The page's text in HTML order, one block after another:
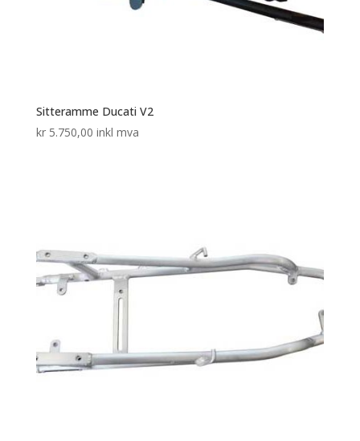
Sitteramme Ducati V2
kr5.750,00 inkl mva